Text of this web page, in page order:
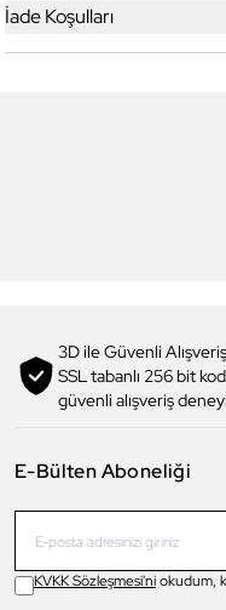
İade Koşulları
3D ile Güvenli Alışveriş
SSL tabanlı 256 bit
güvenli alışveriş
E-Bülten Aboneliği
KVKK Sözleşmesi'niokudum,